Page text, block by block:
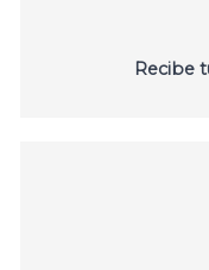
Recibe